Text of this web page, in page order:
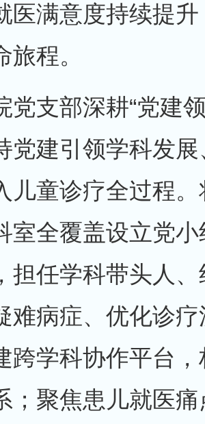
医满意度持续提
程。
党支部深耕“党建
党建引领学科发
儿童诊疗全过程
室全覆盖设立党
担任学科带头人
难病症、优化诊
跨学科协作平台
；聚焦患儿就医